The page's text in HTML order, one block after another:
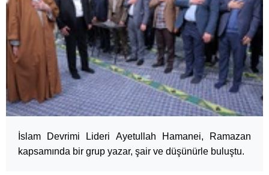
İslam Devrimi Lideri Ayetullah Hamanei, Ramazan
kapsamında bir grup yazar, şair ve düşünürle buluştu.